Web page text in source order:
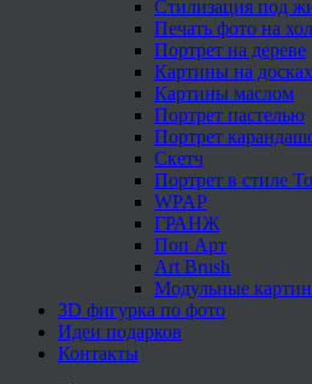
Стилизация под
Печать фото на
Портрет на дереве
Картины на досках
Картины маслом
Портрет пастелью
Портрет
Скетч
Портрет в стиле
WPAP
ГРАНЖ
Поп Арт
Art Brush
Модульные
3D фигурка по фото
Идеи подарков
Контакты